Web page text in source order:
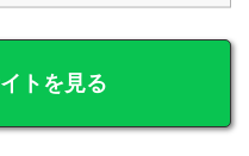
トを見る